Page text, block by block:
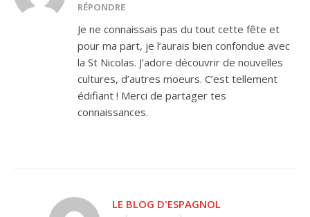
RÉPONDRE
Je ne connaissais pas du tout cette fête et
pour ma part, je l’aurais bien confondue avec
la St Nicolas. J’adore découvrir de nouvelles
cultures, d’autres moeurs. C’est tellement
édifiant ! Merci de partager tes
connaissances.
LE BLOG D'ESPAGNOL